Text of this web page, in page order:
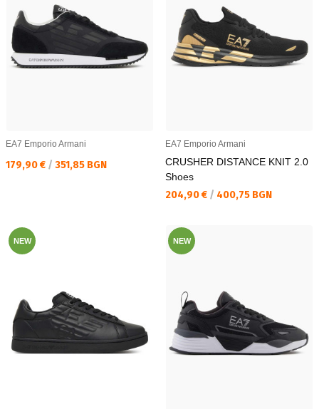
EA7 Emporio Armani
Текуща цена:
179,90 € / 351,85 BGN
EA7 Emporio Armani
CRUSHER DISTANCE KNIT 2.0
Shoes
Текуща цена:
204,90 € / 400,75 BGN
NEW NEW